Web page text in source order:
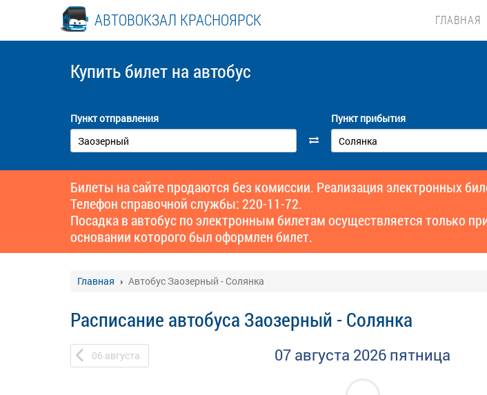
АВТОВОКЗАЛ КРАСНОЯРСК ГЛАВНАЯ
Купить билет на автобус
Пункт отправления Пункт прибытия
Билеты на сайте продаются без комиссии. Реализация электронных
Телефон справочной службы: 220-11-72.
Посадка в автобус по электронным билетам осуществляется только
основании которого был оформлен билет.
Главная Автобус Заозерный - Солянка
Расписание автобуса Заозерный - Солянка
06 августа 07 августа 2026 пятница